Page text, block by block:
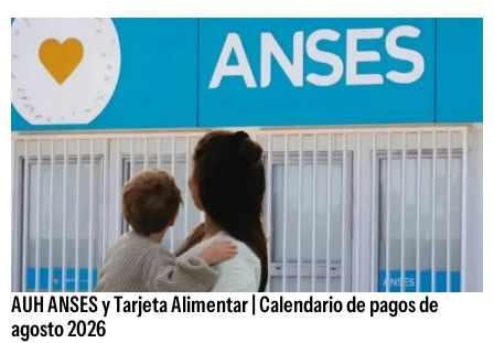
AUH ANSES y Tarjeta Alimentar | Calendario de pagos de
agosto 2026